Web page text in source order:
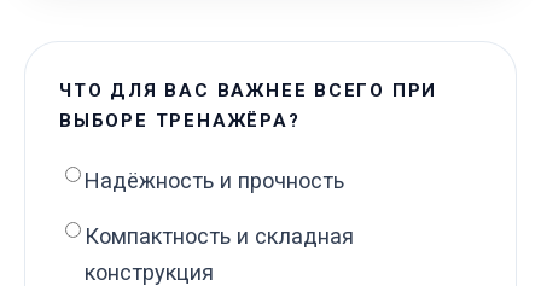
ЧТО ДЛЯ ВАС ВАЖНЕЕ ВСЕГО ПРИ
ВЫБОРЕ ТРЕНАЖЁРА?
Надёжность и прочность
Компактность и складная
конструкция